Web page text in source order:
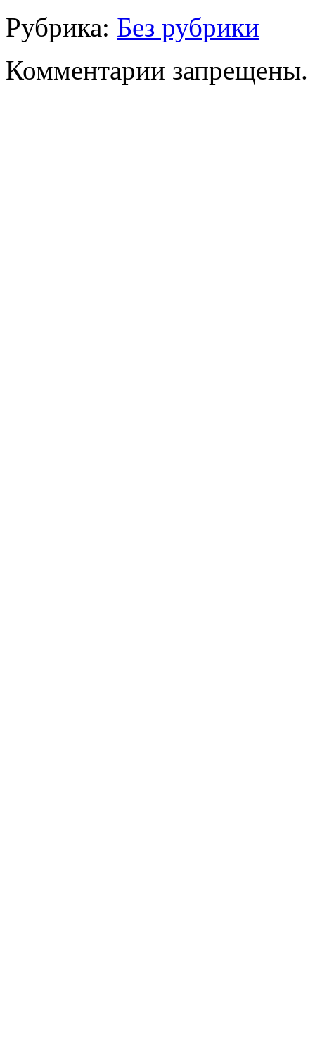
Рубрика: Без рубрики
Комментарии запрещены.